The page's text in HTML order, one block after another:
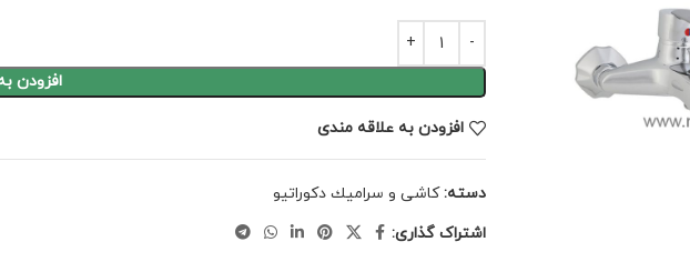
افزودن
افزودن به علاقه مندی
دسته: كاشى و سراميك دكوراتيو
اشتراک گذاری: